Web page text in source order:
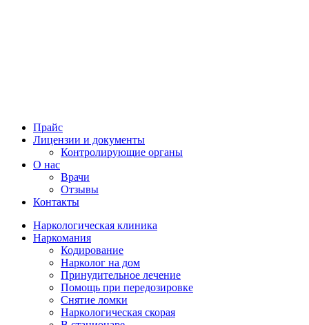
Прайс
Лицензии и документы
Контролирующие органы
О нас
Врачи
Отзывы
Контакты
Наркологическая клиника
Наркомания
Кодирование
Нарколог на дом
Принудительное лечение
Помощь при передозировке
Снятие ломки
Наркологическая скорая